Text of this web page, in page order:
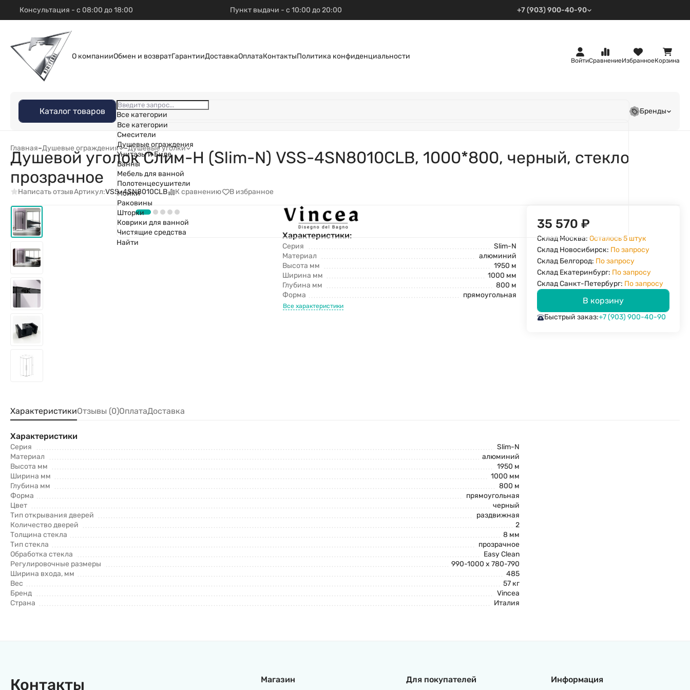
Консультация - с 08:00 до 18:00 Пункт выдачи - с 10:00 до 20:00 +7 (903) 900-40-90
О компанииОбмен и возвратГарантииДоставкаОплатаКонтактыПолитика конфиденциальности
ВойтиСравнениеИзбранноеКорзина
Каталог товаров
Все категории
Все категории
Смесители
Душевые ограждения
Унитазы и Биде
Ванны
Мебель для ванной
Полотенцесушители
Мойки
Раковины
Шторки
Коврики для ванной
Чистящие средства
Найти
Бренды
Главная–Душевые ограждения –Душевые уголки
Душевой уголок Слим-Н (Slim-N) VSS-4SN8010CLB, 1000*800, черный, стекло
прозрачное
Написать отзывАртикул:VSS-4SN8010CLB К сравнению В избранное
Характеристики:
Серия
Slim-N
Материал
алюминий
Высота мм
1950 м
Ширина мм
1000 мм
Глубина мм
800 м
Форма
прямоугольная
Все характеристики
35 570₽
Склад Москва:Осталось 5 штук
Склад Новосибирск: По запросу
Склад Белгород: По запросу
Склад Екатеринбург: По запросу
Склад Санкт-Петербург: По запросу
В корзину
Быстрый заказ:+7 (903) 900-40-90
ХарактеристикиОтзывы (0)ОплатаДоставка
Характеристики
Серия
Slim-N
Материал
алюминий
Высота мм
1950 м
Ширина мм
1000 мм
Глубина мм
800 м
Форма
прямоугольная
Цвет
черный
Тип открывания дверей
раздвижная
Количество дверей
2
Толщина стекла
8 мм
Тип стекла
прозрачное
Обработка стекла
Easy Clean
Регулировочные размеры
990-1000 x 780-790
Ширина входа, мм
485
Вес
57 кг
Бренд
Vincea
Страна
Италия
Контакты Магазин Для покупателей Информация